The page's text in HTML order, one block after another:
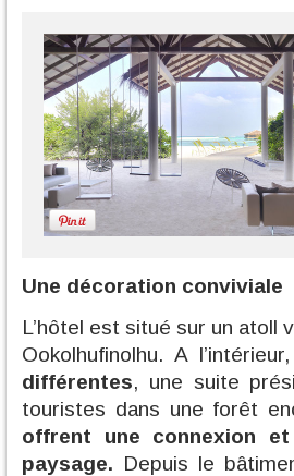
Une décoration conviviale
L’hôtel est situé sur un atoll
Ookolhufinolhu. A l’intérieur,
différentes, une suite
touristes dans une forêt
offrent une connexion
paysage. Depuis le